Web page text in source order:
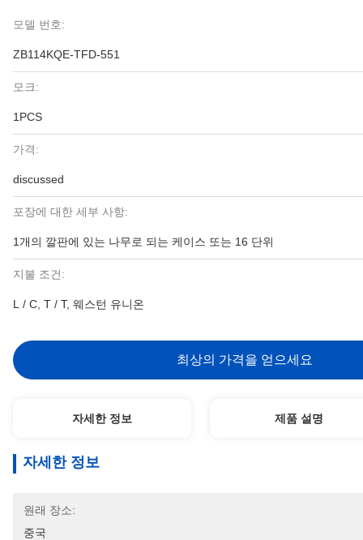
모델 번호:
ZB114KQE-TFD-551
모크:
1PCS
가격:
discussed
포장에 대한 세부 사항:
1개의 깔판에 있는 나무로 되는 케이스 또는 16 단위
지불 조건:
L / C, T / T, 웨스턴 유니온
최상의 가격을 얻으세요
자세한 정보 제품 설명
자세한 정보
원래 장소:
중국